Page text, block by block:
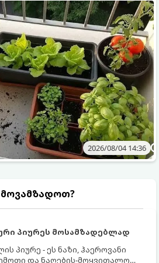
სწორად.
2026/08/04 14:36
პიურეს მოსამზადებლად
პიურე - ეს ნაზი, ჰაეროვანი
და ნაღების-მოყვითალო